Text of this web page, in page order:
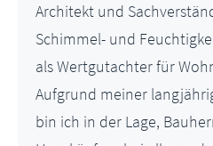
Architekt und
Schimmel- und
als Wertgutachter für
Aufgrund meiner
bin ich in der Lage,